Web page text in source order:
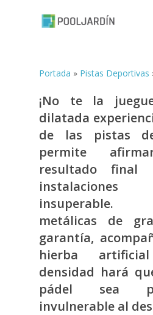
Portada » Pistas Deportivas
¡No te la
dilatada
de las pistas
permite
resultado final
insuperable.
metálicas de
garantía,
hierba
densidad hará
pádel sea
invulnerable al